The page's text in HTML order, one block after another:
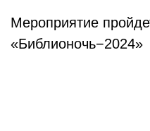
Мероприятие
«Библионочь−2024»